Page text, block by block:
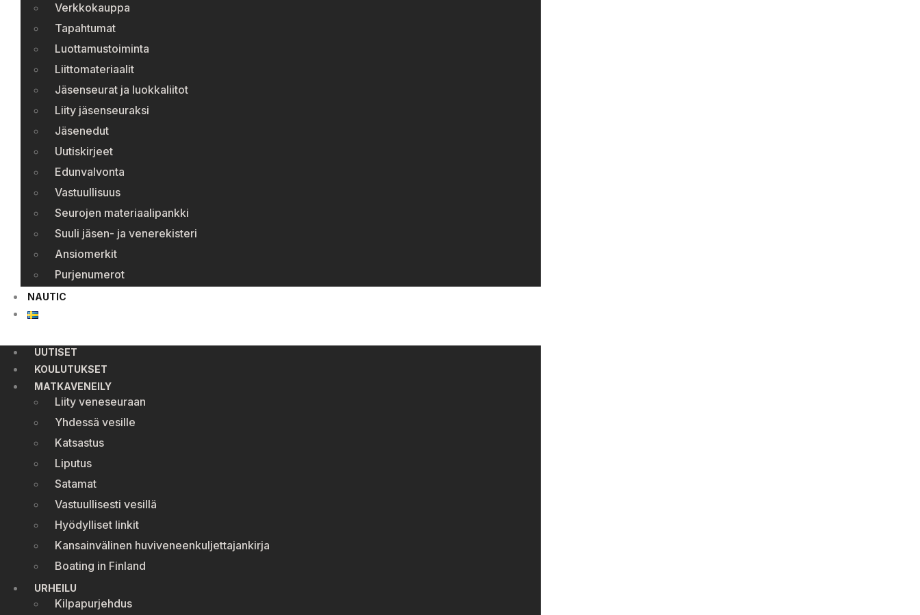
Verkkokauppa
Tapahtumat
Luottamustoiminta
Liittomateriaalit
Jäsenseurat ja luokkaliitot
Liity jäsenseuraksi
Jäsenedut
Uutiskirjeet
Edunvalvonta
Vastuullisuus
Seurojen materiaalipankki
Suuli jäsen- ja venerekisteri
Ansiomerkit
Purjenumerot
NAUTIC
UUTISET
KOULUTUKSET
MATKAVENEILY
Liity veneseuraan
Yhdessä vesille
Katsastus
Liputus
Satamat
Vastuullisesti vesillä
Hyödylliset linkit
Kansainvälinen huviveneenkuljettajankirja
Boating in Finland
URHEILU
Kilpapurjehdus